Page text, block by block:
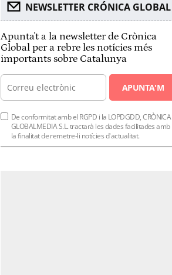
NEWSLETTER CRÓNICA GLOBAL
Apunta't a la newsletter de Crònica
Global per a rebre les notícies més
importants sobre Catalunya
APUNTA'M
De conformitat amb el RGPD i la LOPDGDD, CRÒNICA
GLOBALMEDIA S.L. tractarà les dades facilitades amb
la finalitat de remetre-li notícies d'actualitat.